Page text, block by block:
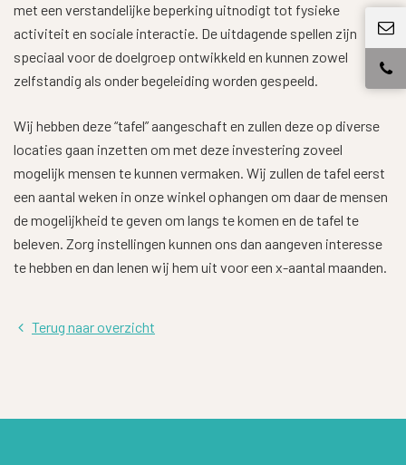
met een verstandelijke beperking uitnodigt tot fysieke
activiteit en sociale interactie. De uitdagende spellen zijn
speciaal voor de doelgroep ontwikkeld en kunnen zowel
zelfstandig als onder begeleiding worden gespeeld.
Wij hebben deze “tafel” aangeschaft en zullen deze op diverse
locaties gaan inzetten om met deze investering zoveel
mogelijk mensen te kunnen vermaken. Wij zullen de tafel eerst
een aantal weken in onze winkel ophangen om daar de mensen
de mogelijkheid te geven om langs te komen en de tafel te
beleven. Zorg instellingen kunnen ons dan aangeven interesse
te hebben en dan lenen wij hem uit voor een x-aantal maanden.
Terug naar overzicht